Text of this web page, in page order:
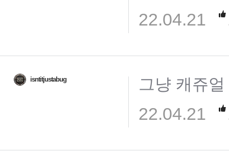
22.04.21
isntitjustabug 그냥 캐쥬
22.04.21